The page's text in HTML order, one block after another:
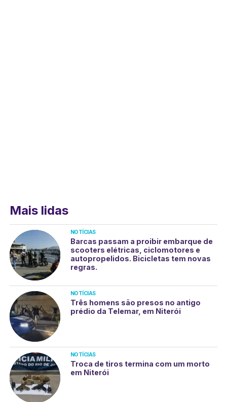
Mais lidas
NOTÍCIAS
Barcas passam a proibir embarque de
scooters elétricas, ciclomotores e
autopropelidos. Bicicletas tem novas
regras.
NOTÍCIAS
Três homens são presos no antigo
prédio da Telemar, em Niterói
NOTÍCIAS
Troca de tiros termina com um morto
em Niterói